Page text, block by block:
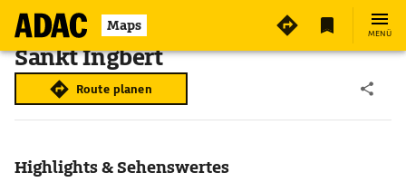
Maps MENÜ
Sankt Ingbert
Route planen
Highlights & Sehenswertes